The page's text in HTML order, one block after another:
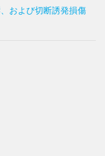
および切断誘発損傷